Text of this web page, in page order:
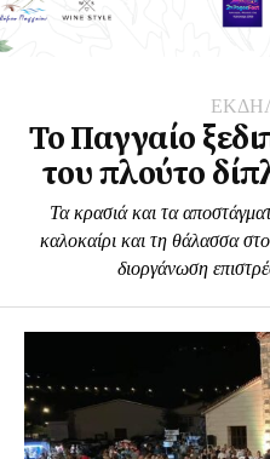
Το Παγγαίο
του πλούτο
Τα κρασιά και τα
καλοκαίρι και τη θάλασσα
διοργάνωση